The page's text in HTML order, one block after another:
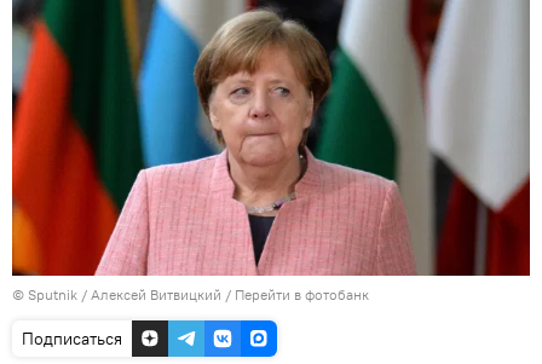
© Sputnik / Алексей Витвицкий / Перейти в фотобанк
Подписаться